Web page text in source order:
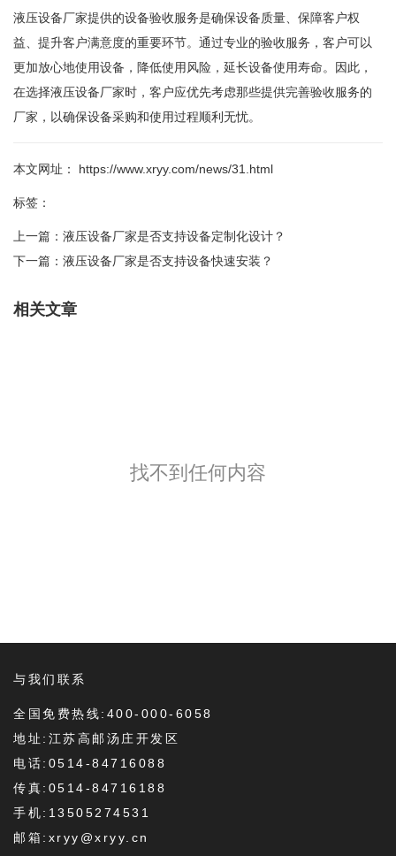
液压设备厂家提供的设备验收服务是确保设备质量、保障客户权
益、提升客户满意度的重要环节。通过专业的验收服务，客户可以
更加放心地使用设备，降低使用风险，延长设备使用寿命。因此，
在选择液压设备厂家时，客户应优先考虑那些提供完善验收服务的
厂家，以确保设备采购和使用过程顺利无忧。
本文网址： https://www.xryy.com/news/31.html
标签：
上一篇： 液压设备厂家是否支持设备定制化设计？
下一篇： 液压设备厂家是否支持设备快速安装？
相关文章
找不到任何内容
与我们联系
全国免费热线:400-000-6058
地址:江苏高邮汤庄开发区
电话:0514-84716088
传真:0514-84716188
手机:13505274531
邮箱:xryy@xryy.cn